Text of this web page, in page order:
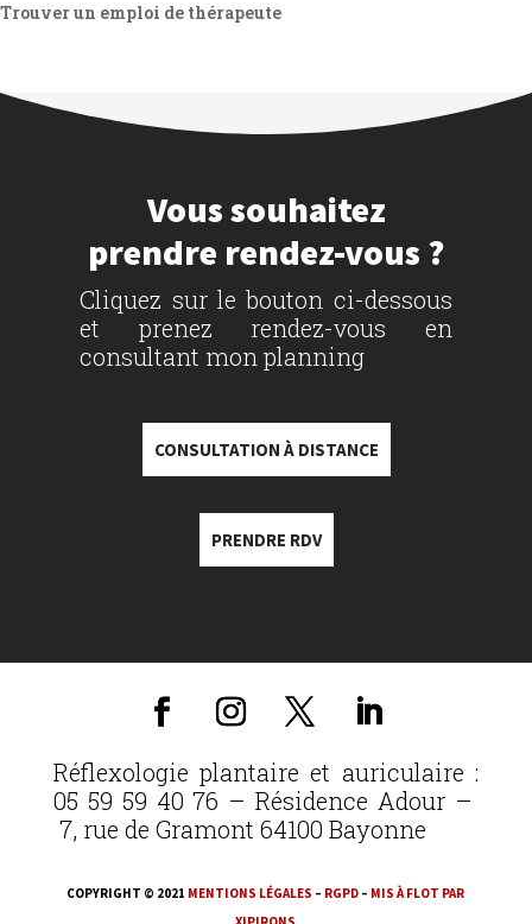
Trouver un emploi de thérapeute
Vous souhaitez
prendre rendez-vous ?
Cliquez sur le bouton ci-dessous
et prenez rendez-vous en
consultant mon planning
CONSULTATION À DISTANCE
PRENDRE RDV
Réflexologie plantaire et auriculaire :
05 59 59 40 76 – Résidence Adour –
7, rue de Gramont 64100 Bayonne
COPYRIGHT © 2021 MENTIONS LÉGALES – RGPD – MIS À FLOT PAR